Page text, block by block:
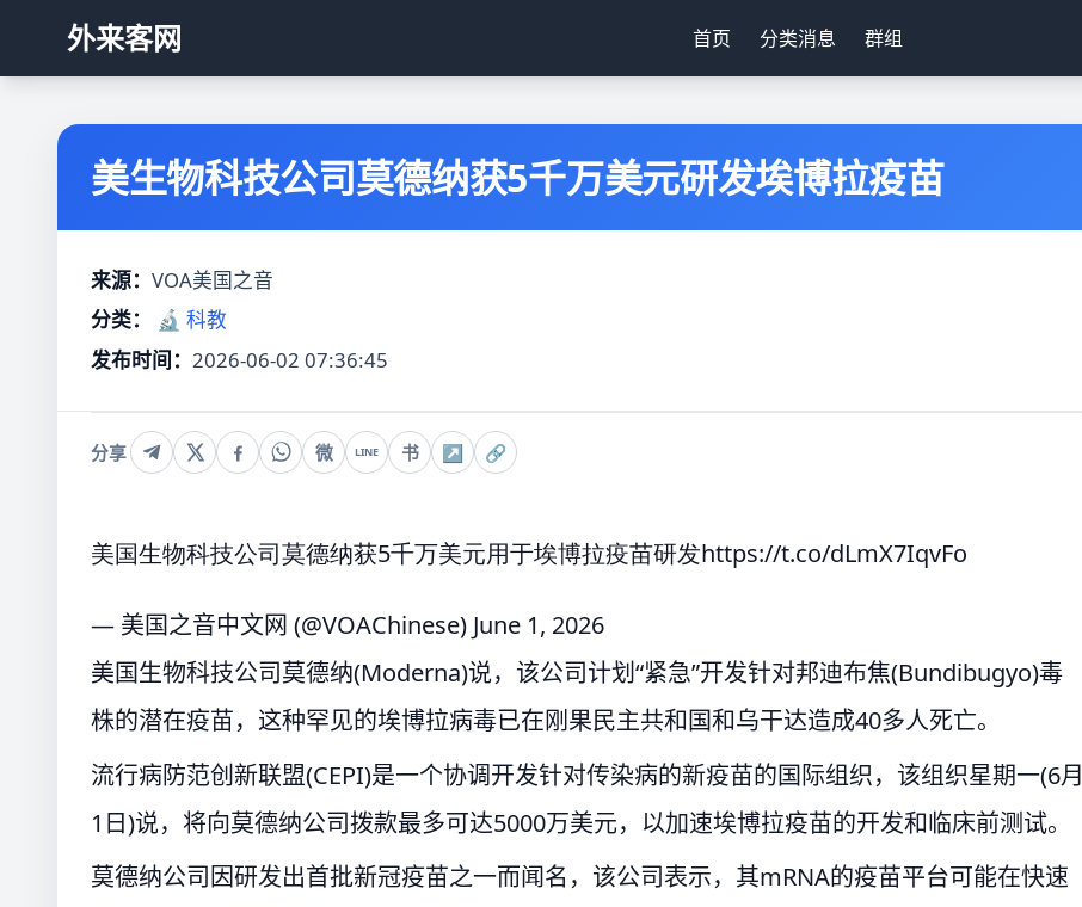
外来客网 首页 分类消息 群组
美生物科技公司莫德纳获5千万美元研发埃博拉疫苗
来源： VOA美国之音
分类：
🔬 科教
发布时间： 2026-06-02 07:36:45
分享 微 LINE 书 ↗ 🔗
美国生物科技公司莫德纳获5千万美元用于埃博拉疫苗研发https://t.co/dLmX7IqvFo
— 美国之音中文网 (@VOAChinese) June 1, 2026
美国生物科技公司莫德纳(Moderna)说，该公司计划“紧急”开发针对邦迪布焦(Bundibugyo)毒
株的潜在疫苗，这种罕见的埃博拉病毒已在刚果民主共和国和乌干达造成40多人死亡。
流行病防范创新联盟(CEPI)是一个协调开发针对传染病的新疫苗的国际组织，该组织星期一(6月
1日)说，将向莫德纳公司拨款最多可达5000万美元，以加速埃博拉疫苗的开发和临床前测试。
莫德纳公司因研发出首批新冠疫苗之一而闻名，该公司表示，其mRNA的疫苗平台可能在快速